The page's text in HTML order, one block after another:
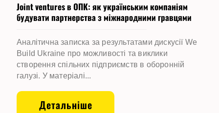
Joint ventures в ОПК: як українським компаніям
будувати партнерства з міжнародними гравцями
Аналітична записка за результатами дискусії We
Build Ukraine про можливості та виклики
створення спільних підприємств в оборонній
галузі. У матеріалі...
Детальніше